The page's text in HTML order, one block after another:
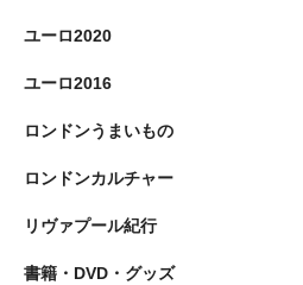
ユーロ2020
ユーロ2016
ロンドンうまいもの
ロンドンカルチャー
リヴァプール紀行
書籍・DVD・グッズ